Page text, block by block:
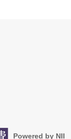
Powered by NII